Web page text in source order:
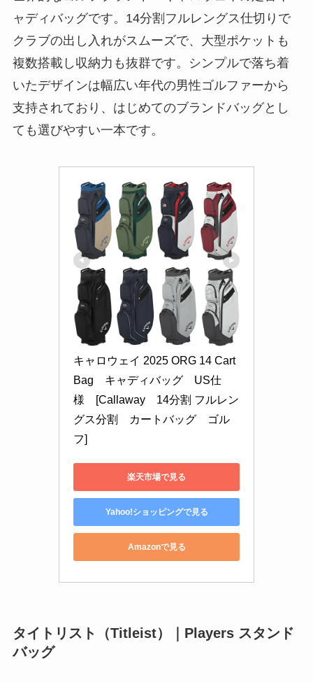
ャディバッグです。14分割フルレングス仕切りで
クラブの出し入れがスムーズで、大型ポケットも
複数搭載し収納力も抜群です。シンプルで落ち着
いたデザインは幅広い年代の男性ゴルファーから
支持されており、はじめてのブランドバッグとし
ても選びやすい一本です。
キャロウェイ 2025 ORG 14 Cart
Bag　キャディバッグ　US仕
様　[Callaway　14分割 フルレン
グス分割　カートバッグ　ゴル
フ]
楽天市場で見る
Yahoo!ショッピングで見る
Amazonで見る
タイトリスト（Titleist）｜Players スタンド
バッグ